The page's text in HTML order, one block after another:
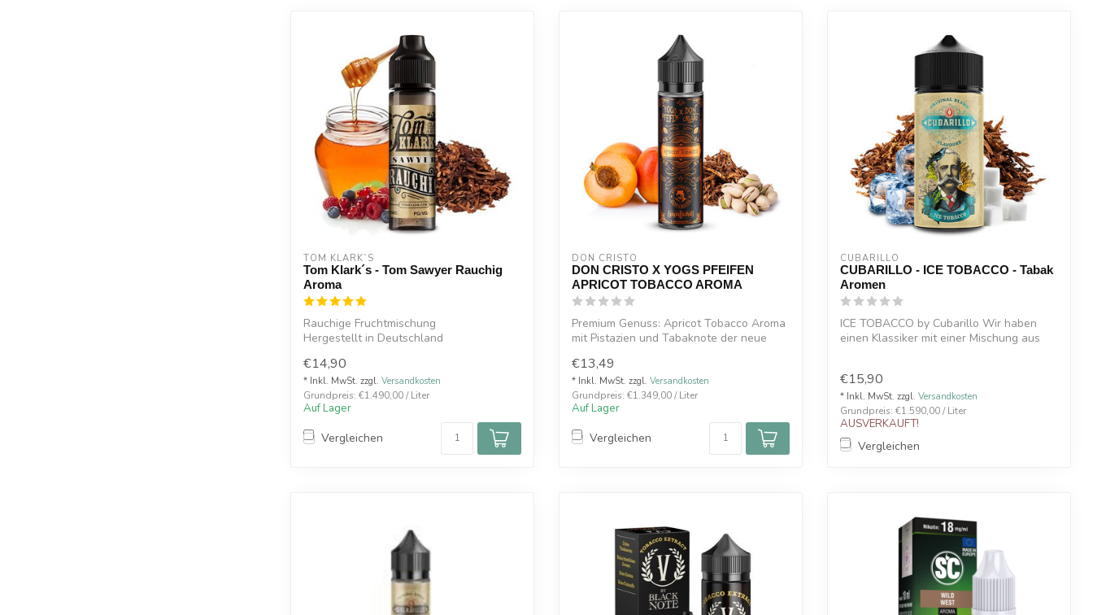
TOM KLARK`S
Tom Klark´s - Tom Sawyer Rauchig
Aroma
Rauchige Fruchtmischung
Hergestellt in Deutschland
€14,90
* Inkl. MwSt. zzgl. Versandkosten
Grundpreis: €1.490,00 / Liter
Auf Lager
Vergleichen
DON CRISTO
DON CRISTO X YOGS PFEIFEN
APRICOT TOBACCO AROMA
Premium Genuss: Apricot Tobacco Aroma
mit Pistazien und Tabaknote der neue
€13,49
* Inkl. MwSt. zzgl. Versandkosten
Grundpreis: €1.349,00 / Liter
Auf Lager
Vergleichen
CUBARILLO
CUBARILLO - ICE TOBACCO - Tabak
Aromen
ICE TOBACCO by Cubarillo Wir haben
einen Klassiker mit einer Mischung aus
€15,90
* Inkl. MwSt. zzgl. Versandkosten
Grundpreis: €1.590,00 / Liter
AUSVERKAUFT!
Vergleichen